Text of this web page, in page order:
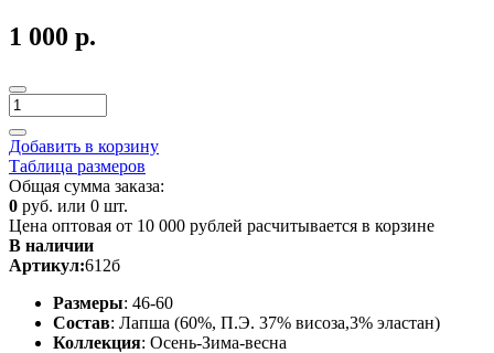
1 000 р.
Добавить в корзину
Таблица размеров
Общая сумма заказа:
0 руб. или 0 шт.
Цена оптовая от 10 000 рублей расчитывается в корзине
В наличии
Артикул:612б
Размеры: 46-60
Состав: Лапша (60%, П.Э. 37% висоза,3% эластан)
Коллекция: Осень-Зима-весна